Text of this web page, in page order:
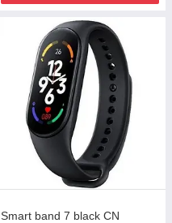
Smart band 7 black CN